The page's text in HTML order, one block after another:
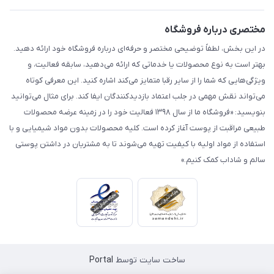
مختصری درباره فروشگاه
در این بخش، لطفاً توضیحی مختصر و حرفه‌ای درباره فروشگاه خود ارائه دهید.
بهتر است به نوع محصولات یا خدماتی که ارائه می‌دهید، سابقه فعالیت، و
ویژگی‌هایی که شما را از سایر رقبا متمایز می‌کند اشاره کنید. این معرفی کوتاه
می‌تواند نقش مهمی در جلب اعتماد بازدیدکنندگان ایفا کند. برای مثال می‌توانید
بنویسید: «فروشگاه ما از سال ۱۳۹۸ فعالیت خود را در زمینه عرضه محصولات
طبیعی مراقبت از پوست آغاز کرده است. کلیه محصولات بدون مواد شیمیایی و با
استفاده از مواد اولیه با کیفیت تهیه می‌شوند تا به مشتریان در داشتن پوستی
سالم و شاداب کمک کنیم.»
ساخت سایت توسط Portal